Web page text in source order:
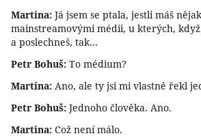
Martina: Já jsem se ptala, jestli máš
mainstreamovými médii, u kterých,
a poslechneš, tak…
Petr Bohuš: To médium?
Martina: Ano, ale ty jsi mi vlastně řekl
Petr Bohuš: Jednoho člověka. Ano.
Martina: Což není málo.